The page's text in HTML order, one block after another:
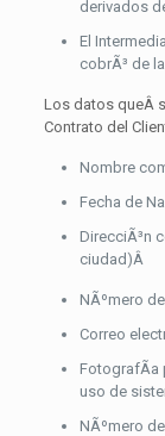
derivados
El
cobrÃ³ de
Los datos queÂ
Contrato del
Nombre
Fecha de
DirecciÃ³n
ciudad)Â
NÃºmero
Correo
FotografÃ­a
uso de
NÃºmero